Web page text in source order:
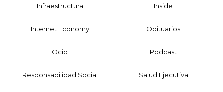
Infraestructura Inside
Internet Economy Obituarios
Ocio Podcast
Responsabilidad Social Salud Ejecutiva